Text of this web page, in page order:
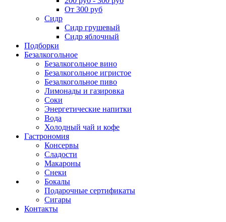
От 300 руб
Сидр
Сидр грушевый
Сидр яблочный
Подборки
Безалкогольное
Безалкогольное вино
Безалкогольное игристое
Безалкогольное пиво
Лимонады и газировка
Соки
Энергетические напитки
Вода
Холодный чай и кофе
Гастрономия
Консервы
Сладости
Макароны
Снеки
Бокалы
Подарочные сертификаты
Сигары
Контакты